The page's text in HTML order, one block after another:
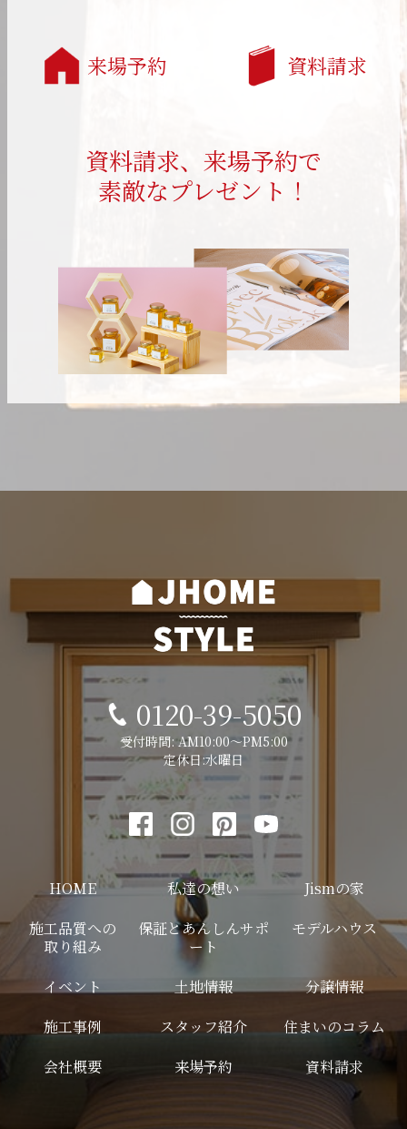
来場予約 資料請求
資料請求、来場予約で
素敵なプレゼント！
0120-39-5050
受付時間: AM10:00～PM5:00
定休日:水曜日
HOME 私達の想い
Jismの家
施工品質への
取り組み
保証とあんしんサポ
ート
モデルハウス
イベント 土地情報
分譲情報
施工事例
スタッフ紹介
住まいのコラム
会社概要
来場予約 資料請求